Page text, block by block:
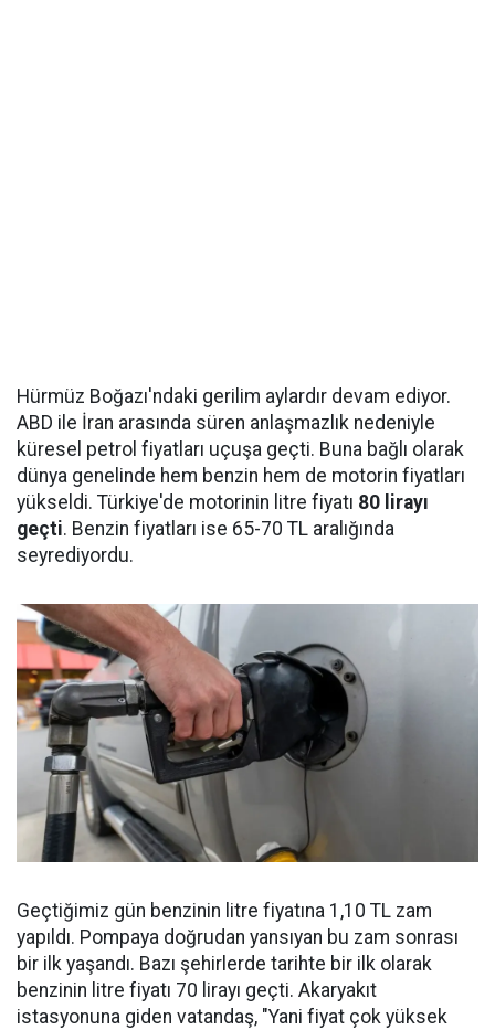
Hürmüz Boğazı'ndaki gerilim aylardır devam ediyor.
ABD ile İran arasında süren anlaşmazlık nedeniyle
küresel petrol fiyatları uçuşa geçti. Buna bağlı olarak
dünya genelinde hem benzin hem de motorin fiyatları
yükseldi. Türkiye'de motorinin litre fiyatı 80 lirayı
geçti. Benzin fiyatları ise 65-70 TL aralığında
seyrediyordu.
Geçtiğimiz gün benzinin litre fiyatına 1,10 TL zam
yapıldı. Pompaya doğrudan yansıyan bu zam sonrası
bir ilk yaşandı. Bazı şehirlerde tarihte bir ilk olarak
benzinin litre fiyatı 70 lirayı geçti. Akaryakıt
istasyonuna giden vatandaş, "Yani fiyat çok yüksek